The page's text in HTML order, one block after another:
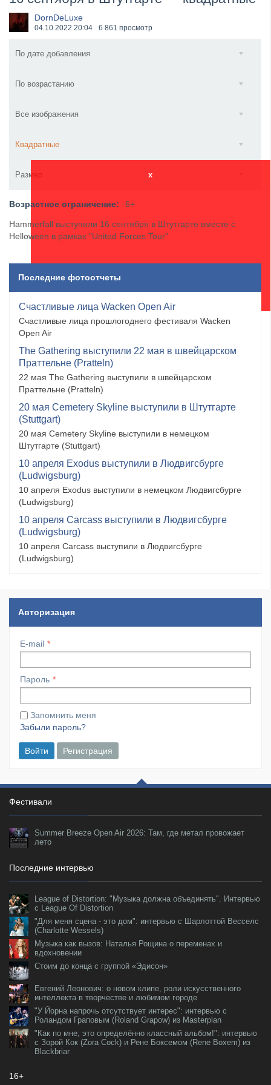
XANDRIA представили новый сингл под названием «...
DornDeLuxe
04.10.2022 20:04 6 861 просмотр
По дате добавления
По возрастанию
Все изображения
Квадратные
Размер x
Возрастное ограничение: 6+
Hammerfall выступили 16 сентября в Штутгарте вместе с
Helloween в рамках "United Forces Tour"
Последние фотоотчеты
Счастливые лица Wacken Open Air
Счастливые лица прошлогоднего фестиваля Wacken
Open Air
The Gathering выступили 22 мая в швейцарском
Праттельне (Pratteln)
22 мая The Gathering выступили в швейцарском
Праттельне (Pratteln)
20 мая Cemetery Skyline выступили в Штутгарте
(Stuttgart)
20 мая Cemetery Skyline выступили в немецком
Штутгарте (Stuttgart)
10 апреля Exodus выступили в Людвигсбурге
(Ludwigsburg)
10 апреля Exodus выступили в немецком Людвигсбурге
(Ludwigsburg)
10 апреля Carcass выступили в Людвигсбурге
(Ludwigsburg)
10 апреля Carcass выступили в Людвигсбурге
(Ludwigsburg)
Авторизация
E-mail
Пароль
Запомнить меня
Забыли пароль?
Войти Регистрация
Фестивали
Summer Breeze Open Air 2026: Там, где метал провожает
лето
Последние интервью
League of Distortion: "Музыка должна объединять". Интервью
с League Of Distortion
"Для меня сцена - это дом": интервью с Шарлоттой Весселс
(Charlotte Wessels)
Музыка как вызов: Наталья Рощина о переменах и
вдохновении
Стоим до конца с группой «Эдисон»
Евгений Леонович: о новом клипе, роли искусственного
интеллекта в творчестве и любимом городе
"У Йорна напрочь отсутствует интерес": интервью с
Роландом Граповым (Roland Grapow) из Masterplan
"Как по мне, это определённо классный альбом!": интервью
с Зорой Кок (Zora Cock) и Рене Боксемом (Rene Boxem) из
Blackbriar
16+